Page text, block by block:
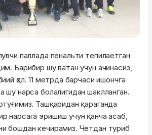
паллада пенальти тепилаётган
Барибир шу ватан учун ачинасиз,
ҳол. 11 метрда барчаси ишончга
шу нарса болалигидан шаклланган.
Ташқаридан қараганда
нарсага эришиш учун қанча асаб,
бошдан кечирамиз. Четдан туриб